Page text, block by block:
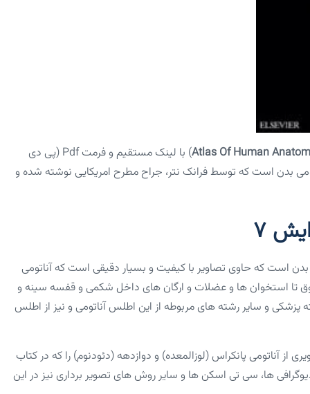
Atlas Of Human
) با لینک مستقیم و فرمت Pdf (پی دی
بدن است که توسط فرانک نتر، جراح مطرح امریکایی نوشته شده و
۷
است که حاوی تصاویر با کیفیت و بسیار دقیقی است که آناتومی
تا استخوان ها و عضلات و ارگان های داخل شکمی و قفسه سینه و
و سایر رشته های مربوطه از این اطلس آناتومی و نیز از اطلس
از آناتومی پانکراس (لوزالمعده) و دوازدهه (دئودنوم) را که در کتاب
ها، سی تی اسکن ها و سایر روش های تصویر برداری نیز در این